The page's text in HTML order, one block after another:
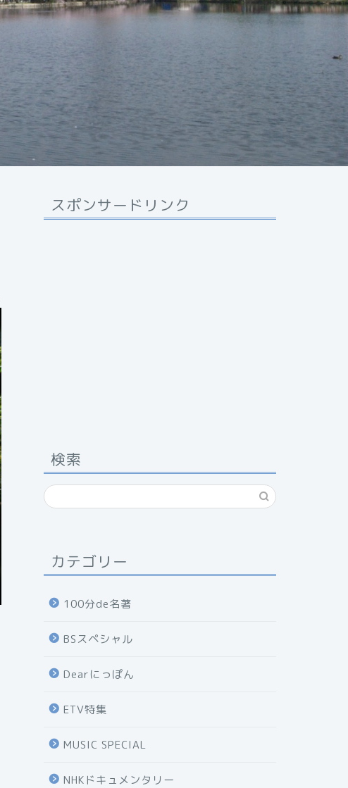
スポンサードリンク
検索
カテゴリー
100分de名著
BSスペシャル
Dearにっぽん
ETV特集
MUSIC SPECIAL
NHKドキュメンタリー